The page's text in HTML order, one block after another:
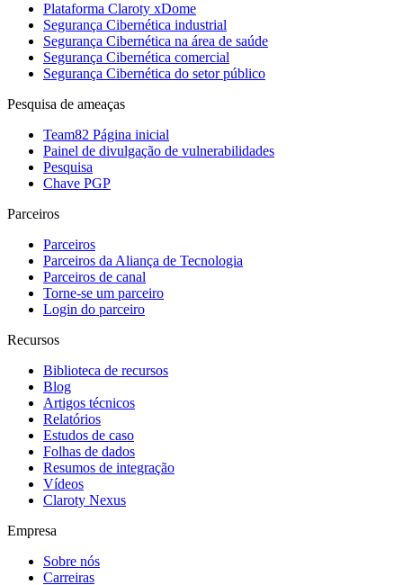
Plataforma Claroty xDome
Segurança Cibernética industrial
Segurança Cibernética na área de saúde
Segurança Cibernética comercial
Segurança Cibernética do setor público
Pesquisa de ameaças
Team82 Página inicial
Painel de divulgação de vulnerabilidades
Pesquisa
Chave PGP
Parceiros
Parceiros
Parceiros da Aliança de Tecnologia
Parceiros de canal
Torne-se um parceiro
Login do parceiro
Recursos
Biblioteca de recursos
Blog
Artigos técnicos
Relatórios
Estudos de caso
Folhas de dados
Resumos de integração
Vídeos
Claroty Nexus
Empresa
Sobre nós
Carreiras